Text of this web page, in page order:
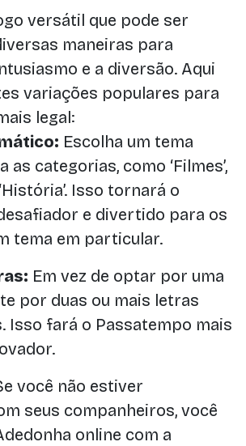
versátil que pode ser
maneiras para
e a diversão. Aqui
variações populares para
legal:
Escolha um tema
categorias, como ‘Filmes’,
Isso tornará o
e divertido para os
tema em particular.
Em vez de optar por uma
por duas ou mais letras
Isso fará o Passatempo mais
você não estiver
seus companheiros, você
online com a